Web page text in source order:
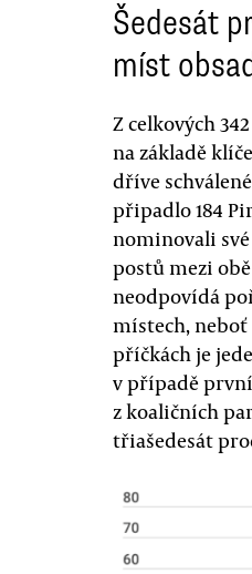
Šedesát
míst
Z celkových
na základě
dříve schválené
připadlo 184
nominovali
postů mezi
neodpovídá
místech,
příčkách je
v případě
z koaličních
třiašedesát